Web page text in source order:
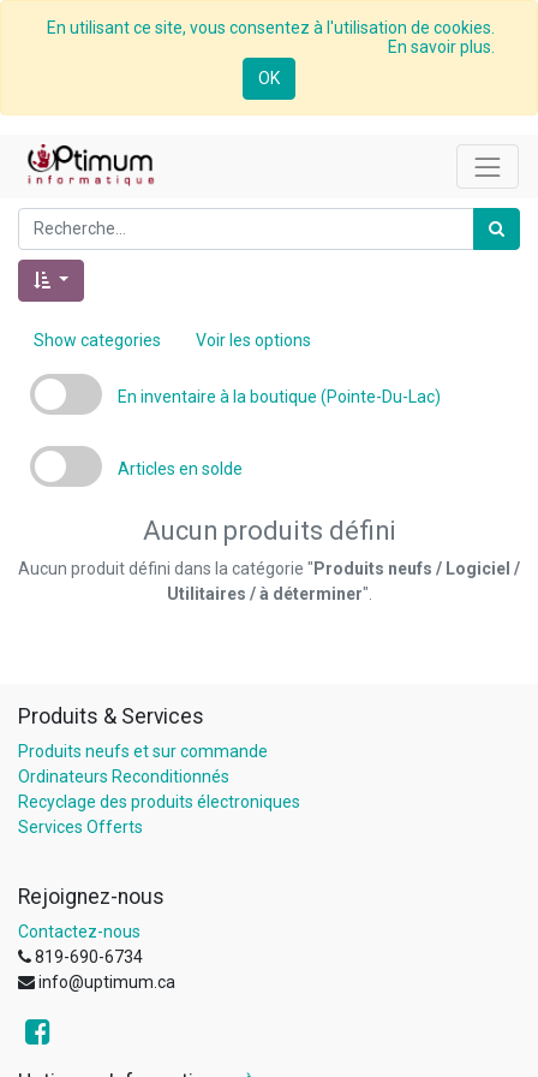
En utilisant ce site, vous consentez à l'utilisation de cookies.
En savoir plus.
OK
Show categories Voir les options
En inventaire à la boutique (Pointe-Du-Lac)
Articles en solde
Aucun produits défini
Aucun produit défini dans la catégorie " Produits neufs / Logiciel /
Utilitaires / à déterminer".
Produits & Services
Produits neufs et sur commande
Ordinateurs Reconditionnés
Recyclage des produits électroniques
Services Offerts
Rejoignez-nous
Contactez-nous
819-690-6734
info@uptimum.ca